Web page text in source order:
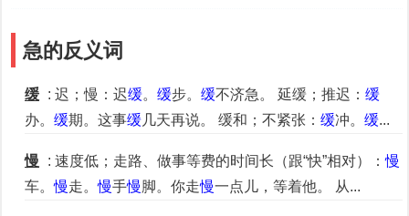
急的反义词
缓 : 迟；慢：迟缓。 缓步。 缓不济急。 延缓；推迟： 缓
办。 缓期。这事缓几天再说。 缓和；不紧张： 缓冲。 缓...
慢 : 速度低；走路、做事等费的时间长（跟“快”相对）：慢
车。慢走。慢手慢 脚。你走慢一点儿，等着他。 从...